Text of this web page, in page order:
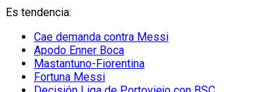
Es tendencia:
Cae demanda contra Messi
Apodo Enner Boca
Mastantuno-Fiorentina
Fortuna Messi